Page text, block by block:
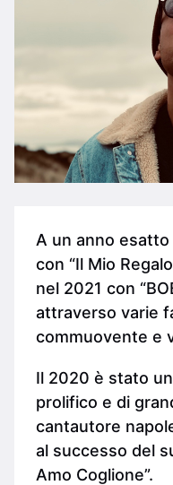
A un anno
con “Il Mio
nel 2021 con
attraverso varie
commuovente e
Il 2020 è stato
prolifico e di
cantautore
al successo del
Amo Coglione”.